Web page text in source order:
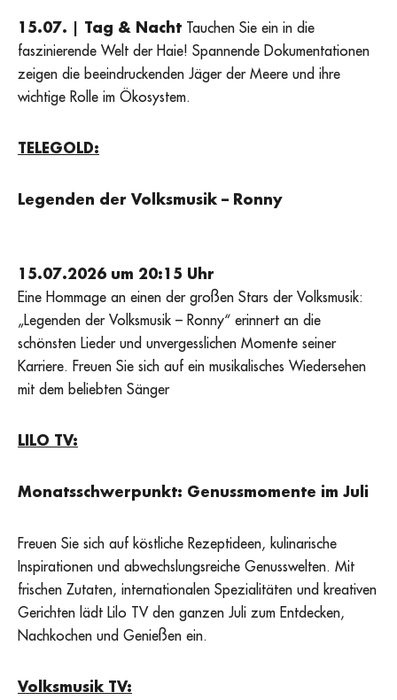
15.07. | Tag & Nacht Tauchen Sie ein in die
faszinierende Welt der Haie! Spannende Dokumentationen
zeigen die beeindruckenden Jäger der Meere und ihre
wichtige Rolle im Ökosystem.
TELEGOLD:
Legenden der Volksmusik – Ronny
15.07.2026 um 20:15 Uhr
Eine Hommage an einen der großen Stars der Volksmusik:
„Legenden der Volksmusik – Ronny“ erinnert an die
schönsten Lieder und unvergesslichen Momente seiner
Karriere. Freuen Sie sich auf ein musikalisches Wiedersehen
mit dem beliebten Sänger
LILO TV:
Monatsschwerpunkt: Genussmomente im Juli
Freuen Sie sich auf köstliche Rezeptideen, kulinarische
Inspirationen und abwechslungsreiche Genusswelten. Mit
frischen Zutaten, internationalen Spezialitäten und kreativen
Gerichten lädt Lilo TV den ganzen Juli zum Entdecken,
Nachkochen und Genießen ein.
Volksmusik TV: